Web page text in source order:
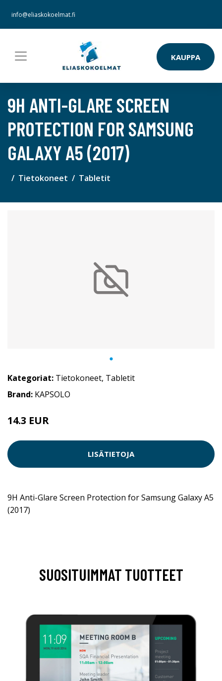
info@eliaskokoelmat.fi
KAUPPA
9H ANTI-GLARE SCREEN
PROTECTION FOR SAMSUNG
GALAXY A5 (2017)
Tietokoneet Tabletit
Kategoriat: Tietokoneet, Tabletit
Brand: KAPSOLO
14.3 EUR
LISÄTIETOJA
9H Anti-Glare Screen Protection for Samsung Galaxy A5
(2017)
SUOSITUIMMAT TUOTTEET